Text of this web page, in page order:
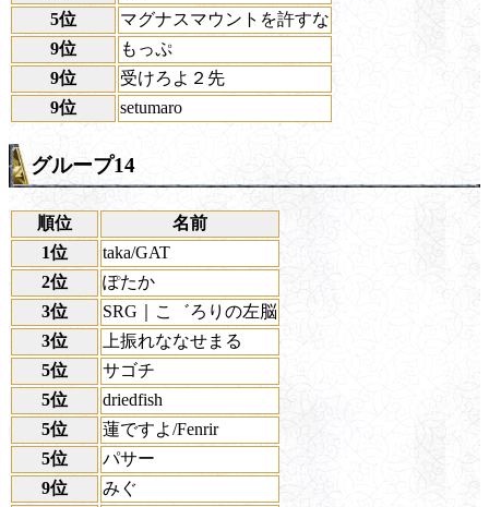
5位
マグナスマウントを許すな
9位
もっぷ
9位
受けろよ２先
9位
setumaro
グループ14
順位
名前
1位
taka/GAT
2位
ぽたか
3位
SRG｜こ゛ろりの左脳
3位
上振れななせまる
5位
サゴチ
5位
driedfish
5位
蓮ですよ/Fenrir
5位
パサー
9位
みぐ